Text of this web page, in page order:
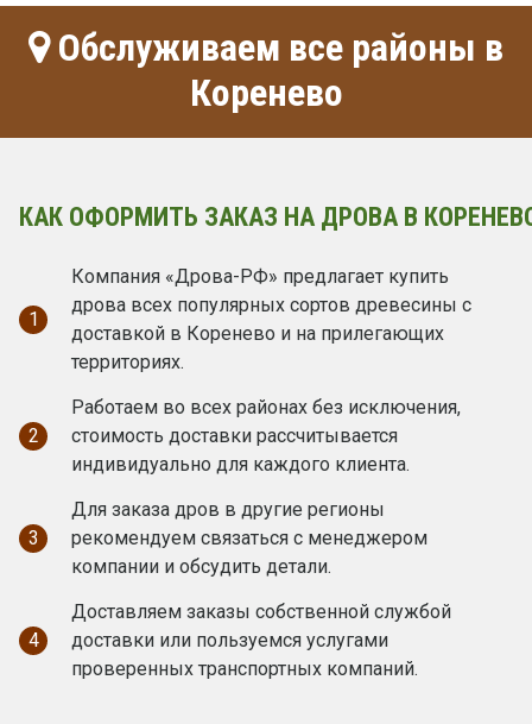
Обслуживаем все районы в
Коренево
КАК ОФОРМИТЬ ЗАКАЗ НА ДРОВА В
1
Компания «Дрова-РФ» предлагает купить
дрова всех популярных сортов древесины с
доставкой в Коренево и на прилегающих
территориях.
2
Работаем во всех районах без исключения,
стоимость доставки рассчитывается
индивидуально для каждого клиента.
3
Для заказа дров в другие регионы
рекомендуем связаться с менеджером
компании и обсудить детали.
4
Доставляем заказы собственной службой
доставки или пользуемся услугами
проверенных транспортных компаний.